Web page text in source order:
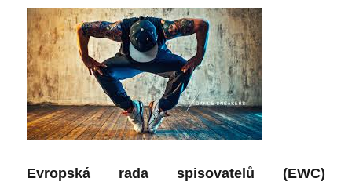
Evropská rada spisovatelů (EWC)